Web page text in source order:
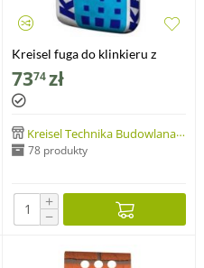
Kreisel fuga do klinkieru z
dodatkiem trasu
7374zł
Kreisel Technika Budowlana Sp. z o.o.
78 produkty
+
−